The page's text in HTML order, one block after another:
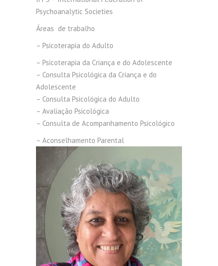
Psychoanalytic Societies
Áreas de trabalho
– Psicoterapia do Adulto
– Psicoterapia da Criança e do Adolescente
– Consulta Psicológica da Criança e do
Adolescente
– Consulta Psicológica do Adulto
– Avaliação Psicológica
– Consulta de Acompanhamento Psicológico
– Aconselhamento Parental